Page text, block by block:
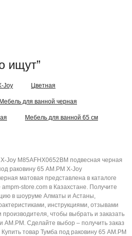
ищут”
Joy Цветная
Мебель для ванной черная
Мебель для ванной 65 см
Joy M85AFHX0652BM подвесная черная
раковину 65 AM.PM X-Joy
матовая представлена в каталоге
store.com в Казахстане. Получите
в шоуруме Алматы и Астаны,
инструкциями, отзывами
чтобы выбрать и заказать
AM.PM. Сделайте выбор – получить заказ
товар Тумба под раковину 65 AM.PM